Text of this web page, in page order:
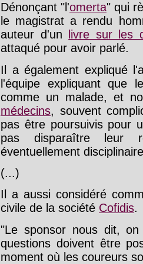
Dénonçant "l'omerta" qui
le magistrat a rendu
auteur d'un
livre sur les
attaqué pour avoir parlé.
Il a également expliqué
l'équipe expliquant que
comme un malade, et
médecins, souvent
pas être poursuivis pour
pas disparaître leur
éventuellement
(...)
Il a aussi considéré
civile de la société Cofidis.
"Le sponsor nous dit,
questions doivent être
moment où les coureurs